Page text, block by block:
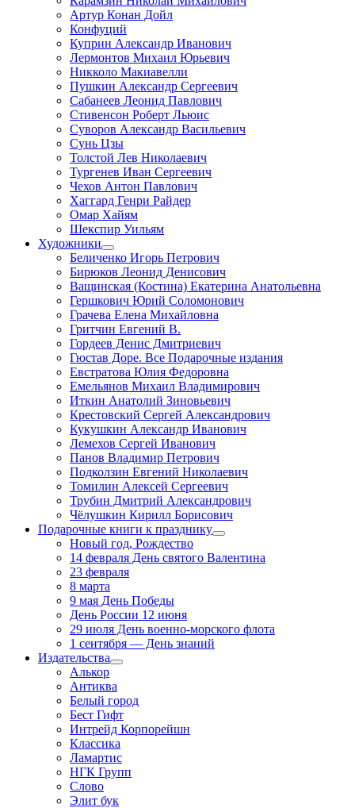
Артур Конан Дойл
Конфуций
Куприн Александр Иванович
Лермонтов Михаил Юрьевич
Никколо Макиавелли
Пушкин Александр Сергеевич
Сабанеев Леонид Павлович
Стивенсон Роберт Льюис
Суворов Александр Васильевич
Сунь Цзы
Толстой Лев Николаевич
Тургенев Иван Сергеевич
Чехов Антон Павлович
Хаггард Генри Райдер
Омар Хайям
Шекспир Уильям
Художники
Беличенко Игорь Петрович
Бирюков Леонид Денисович
Ващинская (Костина) Екатерина Анатольевна
Гершкович Юрий Соломонович
Грачева Елена Михайловна
Гритчин Евгений В.
Гордеев Денис Дмитриевич
Гюстав Доре. Все Подарочные издания
Евстратова Юлия Федоровна
Емельянов Михаил Владимирович
Иткин Анатолий Зиновьевич
Крестовский Сергей Александрович
Кукушкин Александр Иванович
Лемехов Сергей Иванович
Панов Владимир Петрович
Подколзин Евгений Николаевич
Томилин Алексей Сергеевич
Трубин Дмитрий Александрович
Чёлушкин Кирилл Борисович
Подарочные книги к празднику
Новый год, Рождество
14 февраля День святого Валентина
23 февраля
8 марта
9 мая День Победы
День России 12 июня
29 июля День военно-морского флота
1 сентября — День знаний
Издательства
Алькор
Антиква
Белый город
Бест Гифт
Интрейд Корпорейшн
Классика
Ламартис
НГК Групп
Слово
Элит бук